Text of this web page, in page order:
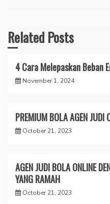
Related Posts
4 Cara Melepaskan Beban
November 1, 2024
PREMIUM BOLA AGEN JUDI
October 21, 2023
AGEN JUDI BOLA ONLINE
YANG RAMAH
October 21, 2023